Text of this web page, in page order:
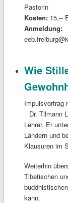
Pastorin
Kosten: 15,--
Anmeldung:
Wie
Impulsvortrag
Dr. Tilmann
Lehrer. Er
Ländern und
Klausuren im
Weiterhin
Tibetischen
kann.